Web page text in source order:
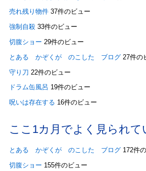
売れ残り物件 37件のビュー
強制自殺 33件のビュー
切腹ショー 29件のビュー
とある かぞくが のこした ブログ 27件の
守り刀 22件のビュー
ドラム缶風呂 19件のビュー
呪いは存在する 16件のビュー
ここ1カ月でよく見られて
とある かぞくが のこした ブログ 172件
切腹ショー 155件のビュー